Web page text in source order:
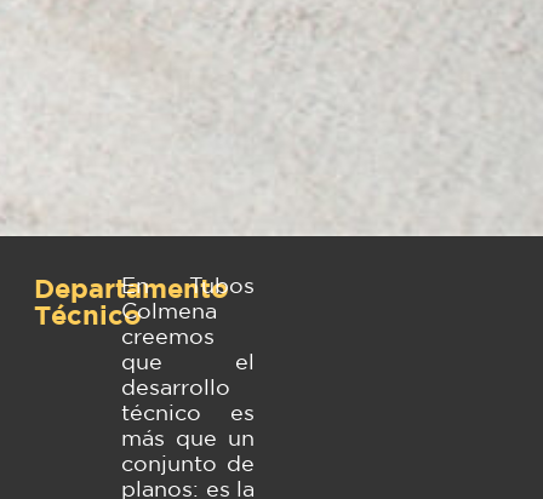
Departamento
Técnico
En Tubos
Colmena
creemos
que el
desarrollo
técnico es
más que un
conjunto de
planos: es la